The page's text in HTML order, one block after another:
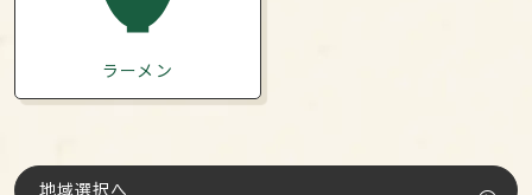
ラーメン
地域選択へ